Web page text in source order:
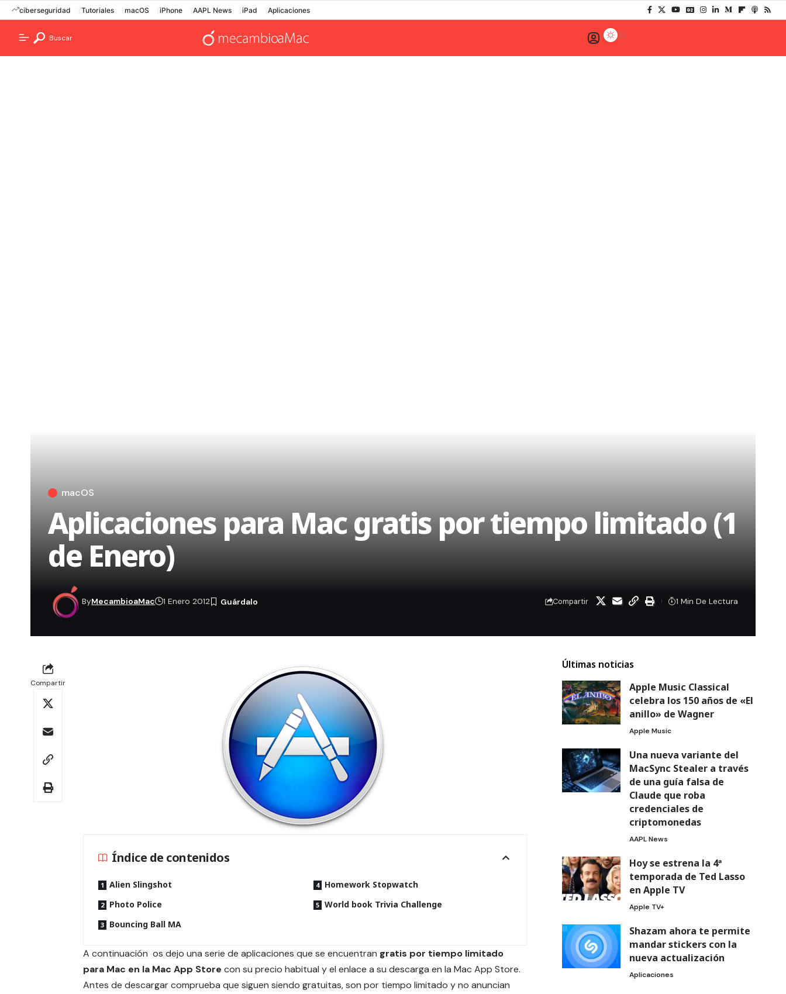
ciberseguridad Tutoriales macOS iPhone AAPL News iPad Aplicaciones
Buscar
macOS
Aplicaciones para Mac gratis por tiempo limitado (1
de Enero)
ByMecambioaMac 1 Enero 2012 Compartir 1 Min De Lectura
Compartir
Índice de contenidos
Alien Slingshot
Photo Police
Bouncing Ball MA
Homework Stopwatch
World book Trivia Challenge
A continuación os dejo una serie de aplicaciones que se encuentran gratis por tiempo limitado
para Mac en la Mac App Store con su precio habitual y el enlace a su descarga en la Mac App Store.
Antes de descargar comprueba que siguen siendo gratuitas, son por tiempo limitado y no anuncian
Últimas noticias
Apple Music Classical
celebra los 150 años de «El
anillo» de Wagner
Apple Music
Una nueva variante del
MacSync Stealer a través
de una guía falsa de
Claude que roba
credenciales de
criptomonedas
AAPL News
Hoy se estrena la 4ª
temporada de Ted Lasso
en Apple TV
Apple TV+
Shazam ahora te permite
mandar stickers con la
nueva actualización
Aplicaciones